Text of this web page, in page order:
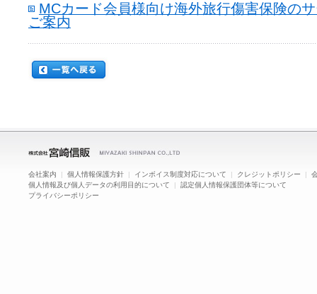
MCカード会員様向け海外旅行傷害保険の
ご案内
会社案内 | 個人情報保護方針 | インボイス制度対応について | クレジットポリシー |
個人情報及び個人データの利用目的について | 認定個人情報保護団体等について
プライバシーポリシー